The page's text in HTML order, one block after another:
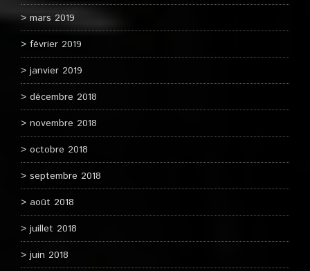
mars 2019
février 2019
janvier 2019
décembre 2018
novembre 2018
octobre 2018
septembre 2018
août 2018
juillet 2018
juin 2018